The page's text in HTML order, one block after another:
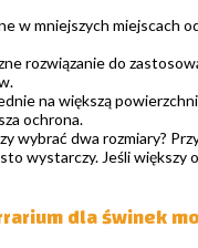
w mniejszych miejscach
rozwiązanie do
na większą
ochrona.
wybrać dwa rozmiary?
wystarczy. Jeśli
dla świnek